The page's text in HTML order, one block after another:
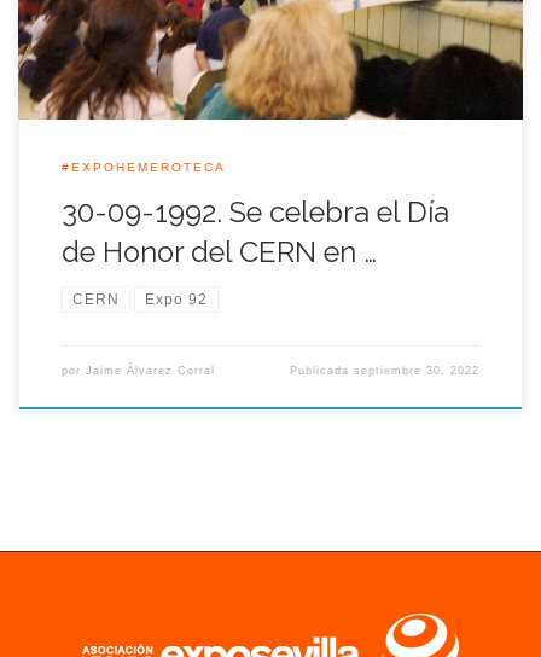
de miles de millones de partículas dando […]
#EXPOHEMEROTECA
30-09-1992. Se celebra el Día
de Honor del CERN en …
CERN Expo 92
por Jaime Álvarez Corral Publicadaseptiembre 30, 2022